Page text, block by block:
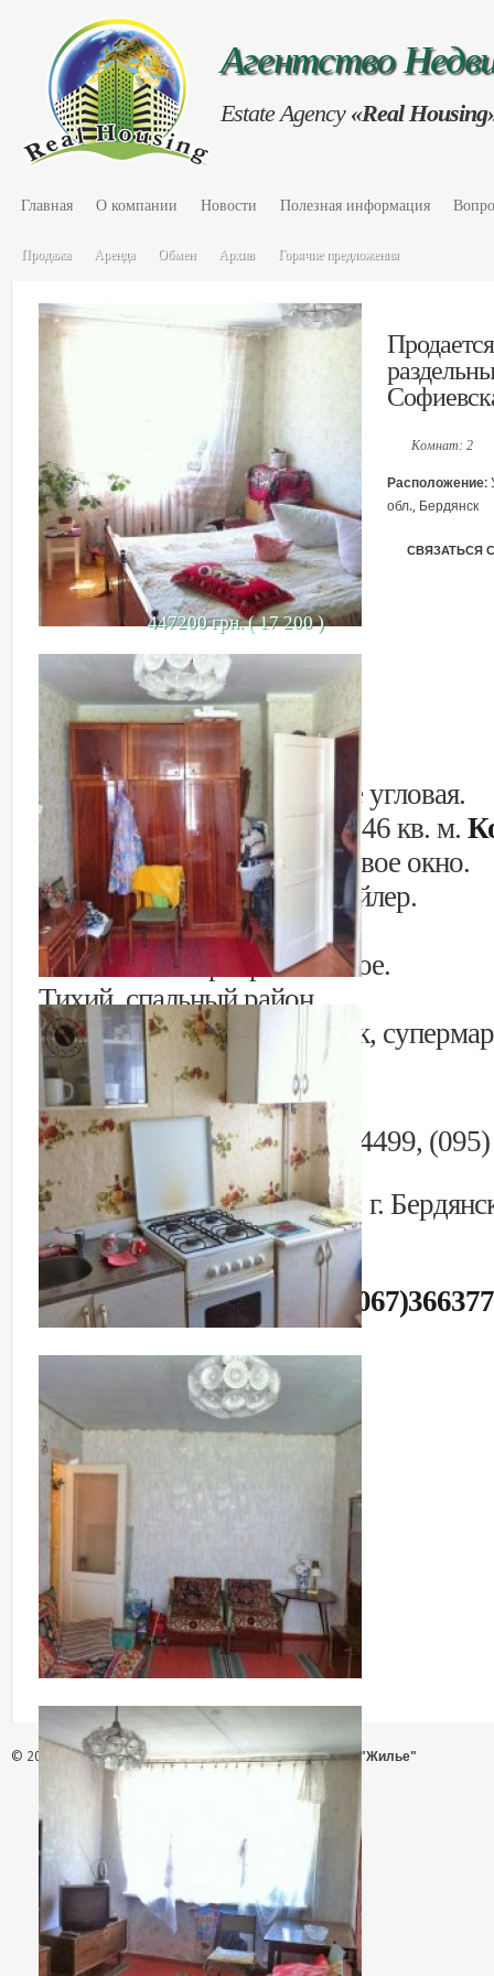
Агентство
Estate Agency «Real
Главная О компании Новости Полезная информация
Продажа Аренда Обмен Архив Горячие предложения
447200 грн. ( 17 200 )
Комнат: 2
Расположение:
обл., Бердянск
СВЯЗАТЬСЯ
1 этаж 5 этажного дома. Не угловая.
Общая площадь квартиры 46 кв. м.
В спальне металлопластиковое окно.
В сан. узле замена труб, бойлер.
Счетчики на газ, свет, воду.
Состояние квартиры – жилое.
Тихий, спальный район.
Рядом школа, детский садик,
остановка.
Стоимость: 17 200 $
АН «Жильё» тел., 096) 2344499,
44499,
Украина, Запорожская обл., г.
оф. 17
http://reahousing.com/
Андрей Викторович
© 2026 - АН "Жилье"ООО "Агентство Недвижимости "Жилье"